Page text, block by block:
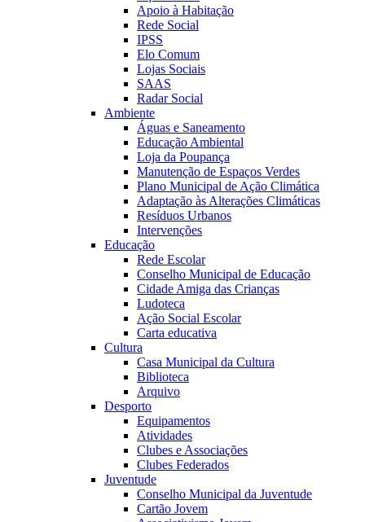
Apoio à Habitação
Rede Social
IPSS
Elo Comum
Lojas Sociais
SAAS
Radar Social
Ambiente
Águas e Saneamento
Educação Ambiental
Loja da Poupança
Manutenção de Espaços Verdes
Plano Municipal de Ação Climática
Adaptação às Alterações Climáticas
Resíduos Urbanos
Intervenções
Educação
Rede Escolar
Conselho Municipal de Educação
Cidade Amiga das Crianças
Ludoteca
Ação Social Escolar
Carta educativa
Cultura
Casa Municipal da Cultura
Biblioteca
Arquivo
Desporto
Equipamentos
Atividades
Clubes e Associações
Clubes Federados
Juventude
Conselho Municipal da Juventude
Cartão Jovem